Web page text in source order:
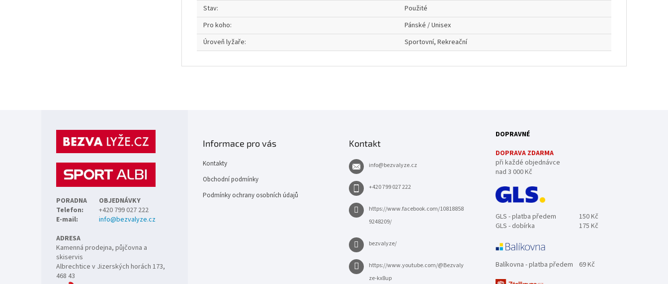
Stav:
Použité
Pro koho:
Pánské / Unisex
Úroveň lyžaře: Sportovní, Rekreační
PORADNA
OBJEDNÁVKY
Telefon:
+420 799 027 222
E-mail:
info@bezvalyze.cz
ADRESA
Kamenná prodejna, půjčovna a
skiservis
Albrechtice v Jizerských horách 173,
468 43
Informace pro vás
Kontakty
Obchodní podmínky
Podmínky ochrany osobních údajů
Kontakt
info@bezvalyze.cz
+420 799 027 222
https://www.facebook.com/10818858
9248209/
bezvalyze/
https://www.youtube.com/@Bezvaly
ze-kx8up
DOPRAVNÉ
DOPRAVA ZDARMA
při každé objednávce
nad 3 000 Kč
GLS - platba předem
150 Kč
GLS - dobírka
175 Kč
Balíkovna - platba předem 69 Kč